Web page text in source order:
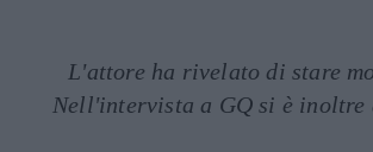
L'attore ha rivelato di stare
Nell'intervista a GQ si è